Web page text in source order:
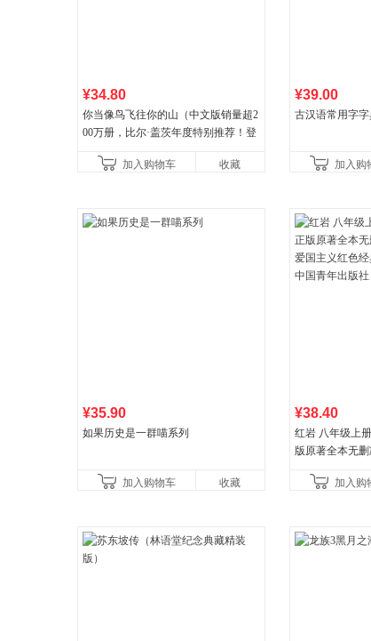
¥34.80
你当像鸟飞往你的山（中文版销量超2
00万册，比尔·盖茨年度特别推荐！登
比你听说的还要
加入购物车 收藏
¥39.00
古汉语常用字字
加入购
¥35.90
如果历史是一群喵系列
加入购物车 收藏
¥38.40
红岩 八年级上
版原著全本无
国青年出版社
加入购